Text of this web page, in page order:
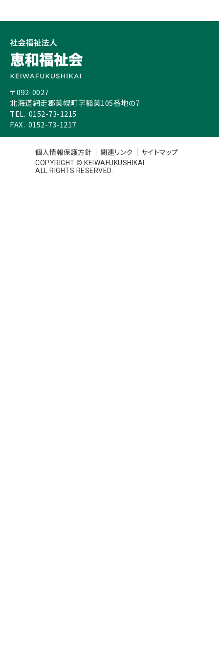
通所リハビリテーション
〒092-0027
北海道網走郡美幌町字稲美105番地の7
TEL. 0152-73-1215
FAX. 0152-73-1217
COPYRIGHT © KEIWAFUKUSHIKAI.
ALL RIGHTS RESERVED.
個人情報保護方針 関連リンク サイトマップ